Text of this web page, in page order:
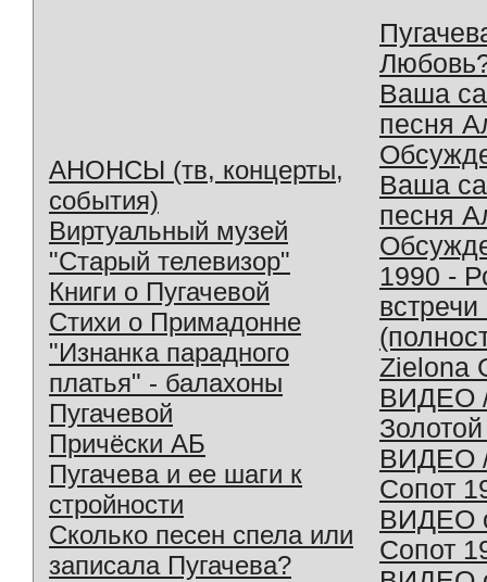
АНОНСЫ (тв, концерты,
события)
Виртуальный музей
"Старый телевизор"
Книги о Пугачевой
Стихи о Примадонне
"Изнанка парадного
платья" - балахоны
Пугачевой
Причёски АБ
Пугачева и ее шаги к
стройности
Сколько песен спела или
записала Пугачева?
Ваша
песня
Ваша
песня
1990 -
Zielona
ВИДЕО
ВИДЕО
Сопот
ВИДЕО
Сопот